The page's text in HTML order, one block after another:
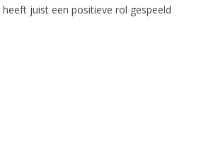
juist een positieve rol gespeeld